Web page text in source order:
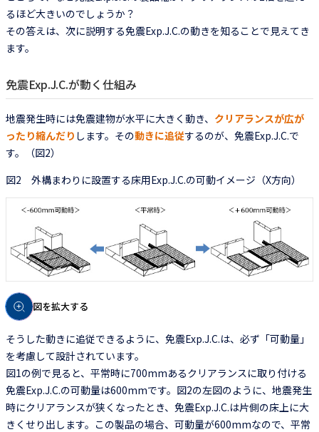
るほど大きいのでしょうか？
その答えは、次に説明する免震Exp.J.C.の動きを知ることで見えてき
ます。
免震Exp.J.C.が動く仕組み
地震発生時には免震建物が水平に大きく動き、 クリアランスが広が
ったり縮んだり します。その動きに追従するのが、免震Exp.J.C.で
す。（図2）
図2 外構まわりに設置する床用Exp.J.C.の可動イメージ（X方向）
図を拡大する
そうした動きに追従できるように、免震Exp.J.C.は、必ず「可動量」
を考慮して設計されています。
図1の例で見ると、平常時に700mmあるクリアランスに取り付ける
免震Exp.J.C.の可動量は600mmです。図2の左図のように、地震発生
時にクリアランスが狭くなったとき、免震Exp.J.C.は片側の床上に大
きくせり出します。この製品の場合、可動量が600mmなので、平常